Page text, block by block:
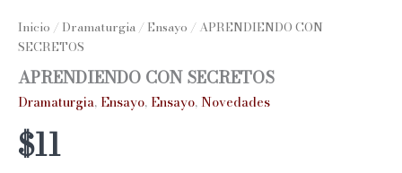
Inicio / Dramaturgia / Ensayo / APRENDIENDO CON
SECRETOS
APRENDIENDO CON SECRETOS
Dramaturgia, Ensayo, Ensayo,Novedades
$11